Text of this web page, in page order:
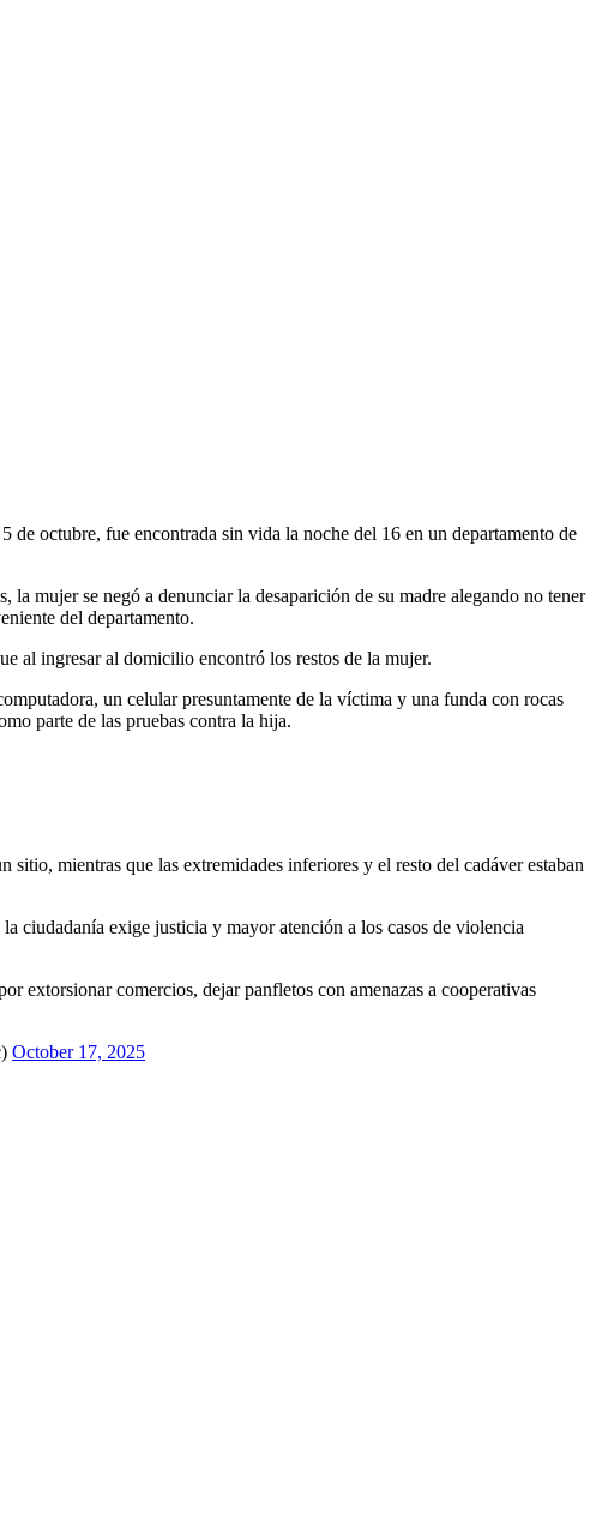
de octubre, fue encontrada sin vida la noche del 16 en un departamento de
mujer se negó a denunciar la desaparición de su madre alegando no tener
del departamento.
al ingresar al domicilio encontró los restos de la mujer.
un celular presuntamente de la víctima y una funda con rocas
parte de las pruebas contra la hija.
mientras que las extremidades inferiores y el resto del cadáver estaban
ciudadanía exige justicia y mayor atención a los casos de violencia
extorsionar comercios, dejar panfletos con amenazas a cooperativas
October 17, 2025